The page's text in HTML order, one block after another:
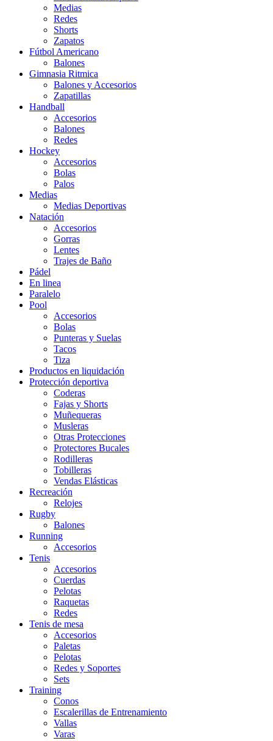
Medias
Redes
Shorts
Zapatos
Fútbol Americano
Balones
Gimnasia Ritmica
Balones y Accesorios
Zapatillas
Handball
Accesorios
Balones
Redes
Hockey
Accesorios
Bolas
Palos
Medias
Medias Deportivas
Natación
Accesorios
Gorras
Lentes
Trajes de Baño
Pádel
En linea
Paralelo
Pool
Accesorios
Bolas
Punteras y Suelas
Tacos
Tiza
Productos en liquidación
Protección deportiva
Coderas
Fajas y Shorts
Muñequeras
Musleras
Otras Protecciones
Protectores Bucales
Rodilleras
Tobilleras
Vendas Elásticas
Recreación
Relojes
Rugby
Balones
Running
Accesorios
Tenis
Accesorios
Cuerdas
Pelotas
Raquetas
Redes
Tenis de mesa
Accesorios
Paletas
Pelotas
Redes y Soportes
Sets
Training
Conos
Escalerillas de Entrenamiento
Vallas
Varas